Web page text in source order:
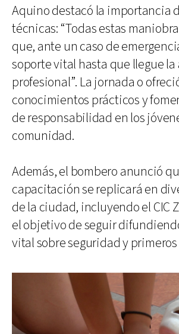
Aquino destacó la importancia
técnicas: “Todas estas
que, ante un caso de
soporte vital hasta que llegue la
profesional”. La jornada o
conocimientos prácticos y
de responsabilidad en los
comunidad.
Además, el bombero anunció
capacitación se replicará en
de la ciudad, incluyendo el CIC
el objetivo de seguir
vital sobre seguridad y